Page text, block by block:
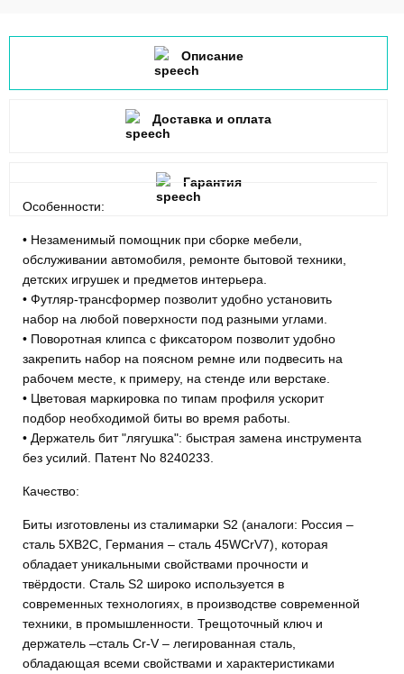
Описание
Особенности:
• Незаменимый помощник при сборке мебели,
обслуживании автомобиля, ремонте бытовой техники,
детских игрушек и предметов интерьера.
• Футляр-трансформер позволит удобно установить
набор на любой поверхности под разными углами.
• Поворотная клипса с фиксатором позволит удобно
закрепить набор на поясном ремне или подвесить на
рабочем месте, к примеру, на стенде или верстаке.
• Цветовая маркировка по типам профиля ускорит
подбор необходимой биты во время работы.
• Держатель бит "лягушка": быстрая замена инструмента
без усилий. Патент No 8240233.
Качество:
Биты изготовлены из сталимарки S2 (аналоги: Россия –
сталь 5ХВ2С, Германия – сталь 45WCrV7), которая
обладает уникальными свойствами прочности и
твёрдости. Сталь S2 широко используется в
современных технологиях, в производстве современной
техники, в промышленности. Трещоточный ключ и
держатель –сталь Cr-V – легированная сталь,
обладающая всеми свойствами и характеристиками
Доставка и оплата
Гарантия